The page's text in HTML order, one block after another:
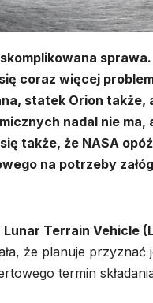
coraz więcej
statek Orion także,
nadal nie ma,
także, że NASA
na potrzeby
Lunar Terrain Vehicle
że planuje
termin